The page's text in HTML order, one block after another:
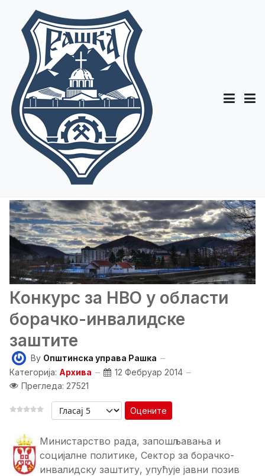
Конкурс за НВО у области
борачко-инвалидске
заштите
By Општинска управа Рашка
Категорија: Архива
12 Фебруар 2014
Прегледа: 27521
Оцените
Министарство рада, запошљавања и
социјалне политике, Сектор за борачко-
инвалидску заштиту, упућује јавни позив